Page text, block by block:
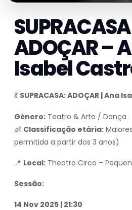
ADOÇAR –
Isabel
💃 SUPRACASA: ADOÇAR | Ana
Género: Teatro & Arte / Dança
👶 Classificação etária:
permitida a partir dos 3 anos)
📍 Local: Theatro Circo –
Sessão:
14 Nov 2025 | 21:30